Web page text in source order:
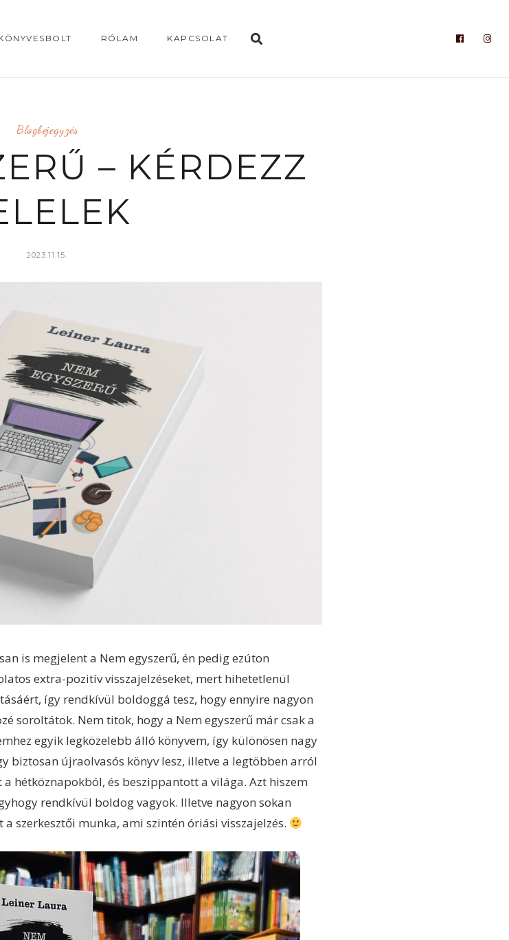
RÓLAM KAPCSOLAT
Blogbejegyzés
– KÉRDEZZ
2023.11.15.
is megjelent a Nem egyszerű, én pedig ezúton
extra-pozitív visszajelzéseket, mert hihetetlenül
így rendkívül boldoggá tesz, hogy ennyire nagyon
soroltátok. Nem titok, hogy a Nem egyszerű már csak a
egyik legközelebb álló könyvem, így különösen nagy
biztosan újraolvasós könyv lesz, illetve a legtöbben arról
hétköznapokból, és beszippantott a világa. Azt hiszem
rendkívül boldog vagyok. Illetve nagyon sokan
szerkesztői munka, ami szintén óriási visszajelzés.